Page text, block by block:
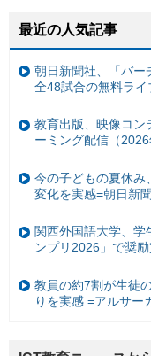
最近の人気記事
朝日新聞社、「バー
全48試合の無料ライ
教育出版、映像コン
ーミング配信（2026
今の子どもの夏休み
変化を実感=朝日新
関西外国語大学、学
ンプリ2026」で奨
教員の約7割が生徒
りを実感 =アルサー